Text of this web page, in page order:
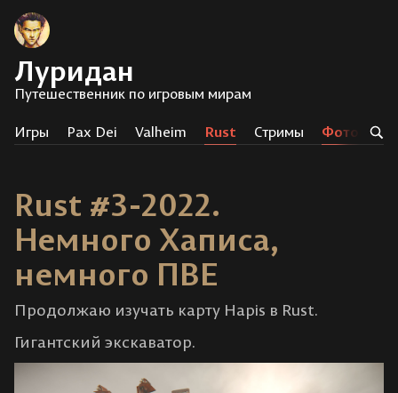
Луридан
Путешественник по игровым мирам
Игры Pax Dei Valheim Rust Стримы
Rust #3-2022.
Немного Хаписа,
немного ПВЕ
Продолжаю изучать карту Hapis в Rust.
Гигантский экскаватор.